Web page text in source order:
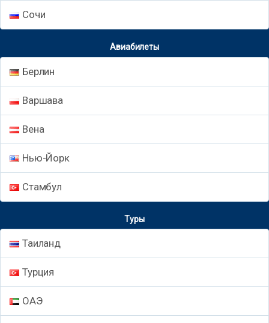
Сочи
Авиабилеты
Берлин
Варшава
Вена
Нью-Йорк
Стамбул
Туры
Таиланд
Турция
ОАЭ